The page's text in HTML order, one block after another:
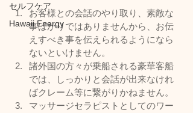
セルフケア
Hawaii Energy
お客様との会話のやり取り、素敵な
事ばかりではありませんから、お伝
えすべき事を伝えられるようになら
ないといけません。
諸外国の方々が乗船される豪華客船
では、しっかりと会話が出来なけれ
ばクレーム等に繋がりかねません。
マッサージセラピストとしてのワー